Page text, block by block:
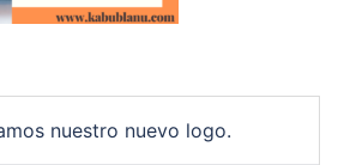
nuestro nuevo logo.